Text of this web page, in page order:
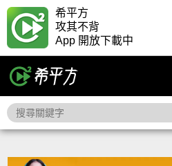
希平方
攻其不背
App 開放下載中